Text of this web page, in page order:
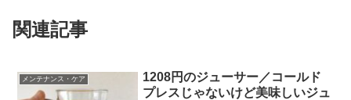
関連記事
メンテナンス・ケア
1208円のジューサー／コールド
プレスじゃないけど美味しいジュ